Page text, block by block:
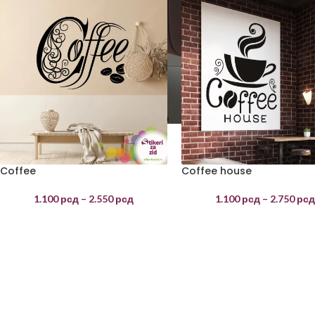
Coffee
1.100рсд – 2.550рсд
Coffee house
1.100рсд – 2.750рсд